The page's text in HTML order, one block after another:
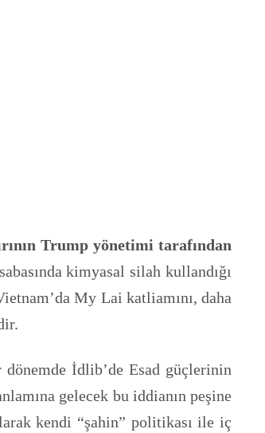
Trump yönetimi tarafından
kimyasal silah kullandığı
My Lai katliamını, daha
dönemde İdlib’de Esad güçlerinin
gelecek bu iddianın peşine
kendi “şahin” politikası ile iç